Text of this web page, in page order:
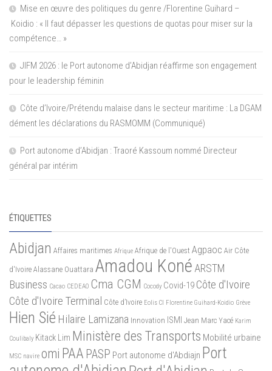
Mise en œuvre des politiques du genre /Florentine Guihard –
Koidio : « Il faut dépasser les questions de quotas pour miser sur la
compétence… »
JIFM 2026 : le Port autonome d’Abidjan réaffirme son engagement
pour le leadership féminin
Côte d’Ivoire/Prétendu malaise dans le secteur maritime : La DGAM
dément les déclarations du RASMOMM (Communiqué)
Port autonome d’Abidjan : Traoré Kassoum nommé Directeur
général par intérim
ÉTIQUETTES
Abidjan Affaires maritimes Afrique Afrique de l'Ouest Agpaoc Air Côte
d'Ivoire Alassane Ouattara Amadou Koné ARSTM
Business Cacao CEDEAO Cma CGM Cocody Covid-19 Côte d'Ivoire
Côte d'Ivoire Terminal Côte d’Ivoire Eolis CI Florentine Guihard-Koidio Grève
Hien Sié Hilaire Lamizana Innovation ISMI Jean Marc Yacé Karim
Coulibaly Kitack Lim Ministère des Transports Mobilité urbaine
MSC navire omi PAA PASP Port autonome d'Abdiajn Port